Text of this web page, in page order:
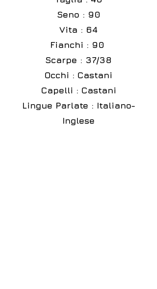
Seno : 90
Vita : 64
Fianchi : 90
Scarpe : 37/38
Occhi : Castani
Capelli : Castani
Lingue Parlate : Italiano-
Inglese